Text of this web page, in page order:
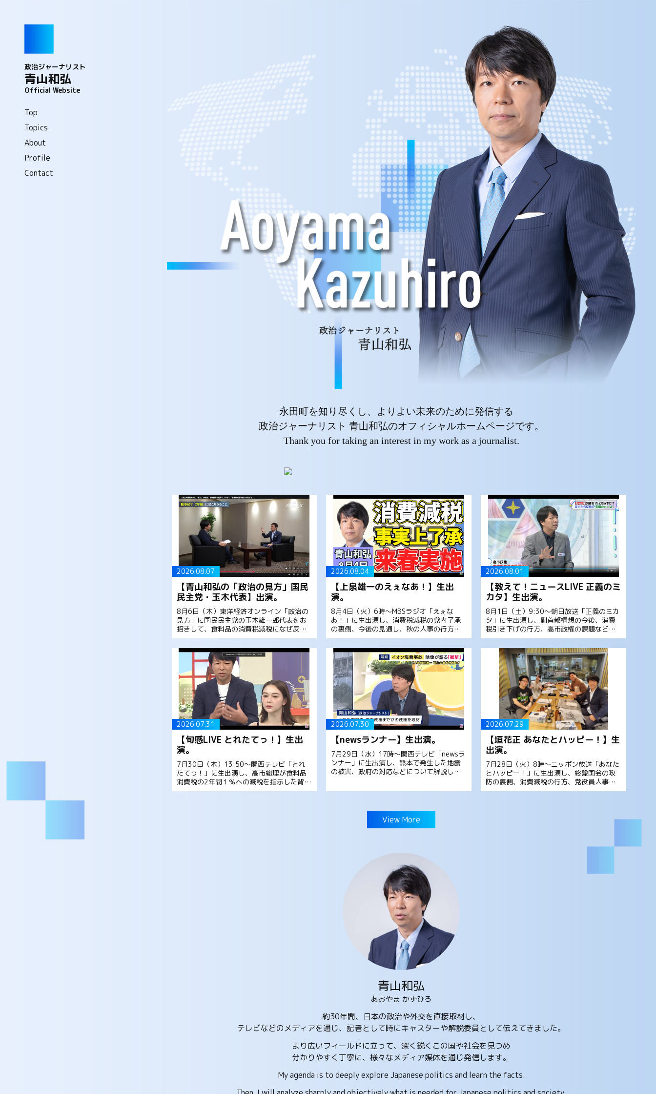
政治ジャーナリスト
青山和弘
Official Website
Top
Topics
About
Profile
Contact
永田町を知り尽くし、よりよい未来のために発信する
政治ジャーナリスト 青山和弘のオフィシャルホームページです。
Thank you for taking an interest in my work as a journalist.
2026.08.07
【青山和弘の「政治の見方」国民
民主党・玉木代表】出演。
8月6日（木）東洋経済オンライン「政治の
見方」に国民民主党の玉木雄一郎代表をお
招きして、食料品の消費税減税になぜ反対
したのか、幻の税率４％案、為替介入の裏
側、連立入りの行方などについて伺いまし
た。是非ご覧ください。 【食 […]
2026.08.04
【上泉雄一のえぇなあ！】生出
演。
8月4日（火）6時～MBSラジオ「えぇな
あ！」に生出演し、消費税減税の党内了承
の裏側、今後の見通し、秋の人事の行方な
どについて解説しました。是非お聞きくだ
さい。 青山和弘「消費減税、自民党が事実
上了承、来春実施へ動き出す […]
2026.08.01
【教えて！ニュースLIVE 正義のミ
カタ】生出演。
8月1日（土）9:30～朝日放送「正義のミカ
タ」に生出演し、副首都構想の今後、消費
税引き下げの行方、高市政権の課題などに
ついて解説しました。是非ご覧ください。
教えて！ニュースライブ 正義のミカタ 震
度７の直下型地震…ま […]
2026.07.31
【旬感LIVE とれたてっ！】生出
演。
7月30日（木）13:50～関西テレビ「とれ
たてっ！」に生出演し、高市総理が食料品
消費税の2年間１％への減税を指示した背景
と今後の見通しについて解説しました。是
2026.07.30
【newsランナー】生出演。
7月29日（水）17時～関西テレビ「newsラ
ンナー」に生出演し、熊本で発生した地震
の被害、政府の対応などについて解説しま
ンモール熊本」爆発事故 なぜこれほど大
2026.07.29
【垣花正 あなたとハッピー！】生
出演。
7月28日（火）8時～ニッポン放送「あなた
とハッピー！」に生出演し、終盤国会の攻
防の裏側、消費減税の行方、党役員人事内
閣改造の見通しなどについて解説しまし
View More
青山和弘
あおやま かずひろ
約30年間、日本の政治や外交を直接取材し、
テレビなどのメディアを通じ、記者として時にキャスターや解説委員として伝えてきました。
より広いフィールドに立って、深く鋭くこの国や社会を見つめ
分かりやすく丁寧に、様々なメディア媒体を通じ発信します。
My agenda is to deeply explore Japanese politics and learn the facts.